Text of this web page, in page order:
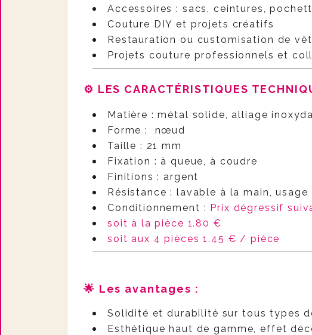
Accessoires : sacs, ceintures,
Couture DIY et projets créatifs
Restauration ou customisation de
Projets couture professionnels et
⚙️ LES CARACTÉRISTIQUES
Matière : métal solide, alliage
Forme : nœud
Taille : 21 mm
Fixation : à queue, à coudre
Finitions : argent
Résistance : lavable à la main, usage
Conditionnement : Prix dégressif
soit à la pièce 1.80 €
soit aux 4 pièces 1.45 € / pièce
🌟 Les avantages :
Solidité et durabilité sur tous types
Esthétique haut de gamme, effet